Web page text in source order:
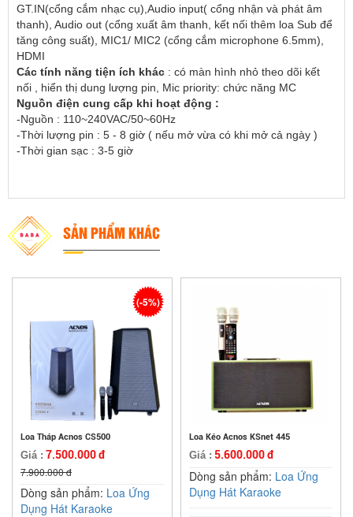
GT.IN(cổng cắm nhạc cụ),Audio input( cổng nhận và phát âm
thanh), Audio out (cổng xuất âm thanh, kết nối thêm loa Sub để
tăng công suất), MIC1/ MIC2 (cổng cắm microphone 6.5mm),
HDMI
Các tính năng tiện ích khác : có màn hình nhỏ theo dõi kết
nối , hiển thị dung lượng pin, Mic priority: chức năng MC
Nguồn điện cung cấp khi hoạt động :
-Nguồn : 110~240VAC/50~60Hz
-Thời lượng pin : 5 - 8 giờ ( nếu mở vừa có khi mở cả ngày )
-Thời gian sạc : 3-5 giờ
SẢN PHẨM KHÁC
Loa Tháp Acnos CS500
Giá : 7.500.000 đ
7.900.000 đ
(-5%)
Dòng sản phẩm: Loa Ứng
Dụng Hát Karaoke
Loa Kéo Acnos KSnet 445
Giá : 5.600.000 đ
Dòng sản phẩm: Loa Ứng
Dụng Hát Karaoke